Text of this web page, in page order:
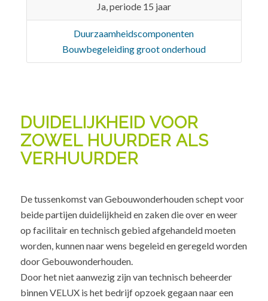
Ja, periode 15 jaar
Duurzaamheidscomponenten
Bouwbegeleiding groot onderhoud
DUIDELIJKHEID VOOR
ZOWEL HUURDER ALS
VERHUURDER
De tussenkomst van Gebouwonderhouden schept voor
beide partijen duidelijkheid en zaken die over en weer
op facilitair en technisch gebied afgehandeld moeten
worden, kunnen naar wens begeleid en geregeld worden
door Gebouwonderhouden.
Door het niet aanwezig zijn van technisch beheerder
binnen VELUX is het bedrijf opzoek gegaan naar een